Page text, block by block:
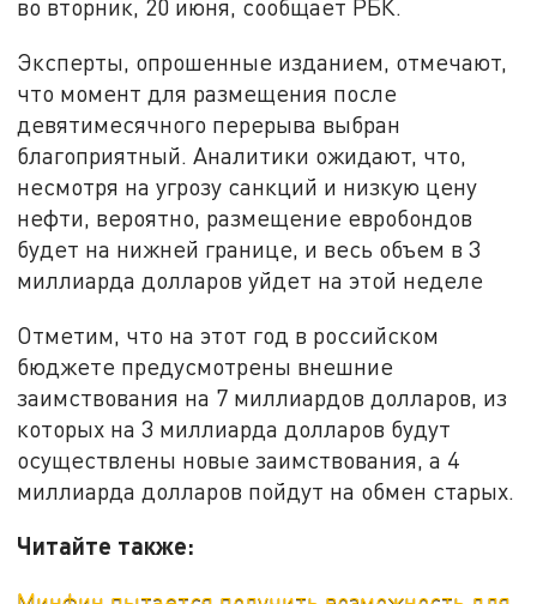
во вторник, 20 июня, сообщает РБК.
Эксперты, опрошенные изданием, отмечают,
что момент для размещения после
девятимесячного перерыва выбран
благоприятный. Аналитики ожидают, что,
несмотря на угрозу санкций и низкую цену
нефти, вероятно, размещение евробондов
будет на нижней границе, и весь объем в 3
миллиарда долларов уйдет на этой неделе
Отметим, что на этот год в российском
бюджете предусмотрены внешние
заимствования на 7 миллиардов долларов, из
которых на 3 миллиарда долларов будут
осуществлены новые заимствования, а 4
миллиарда долларов пойдут на обмен старых.
Читайте также: